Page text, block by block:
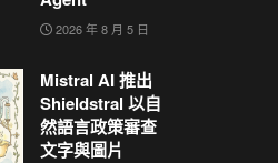
2026 年 8 月 5 日
Mistral AI 推出
Shieldstral 以自
然語言政策審查
文字與圖片